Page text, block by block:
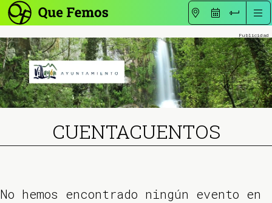
CUENTACUENTOS
No hemos encontrado ningún evento en